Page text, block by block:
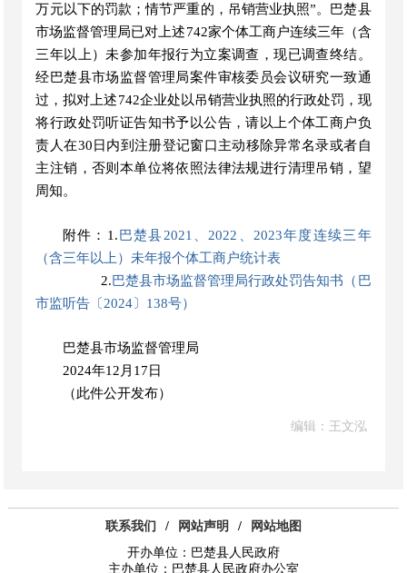
万元以下的罚款；情节严重的，吊销营业执照”。
巴楚县
市场监督管理局已对上述742家个体工商户连续三年（含
三年以上）未参加年报行为立案调查，现已调查终结。
经巴楚县市场监督管理局案件审核委员会议研究一致通
过，拟对上述742企业处以吊销营业执照的行政处罚，现
将行政处罚听证告知书予以公告，请以上个体工商户负
责 人在30日内到注册登记窗口主动移除异常名录或者自
主注销，否则本单位将依照法律法规进行清理吊销，望
周知。
附件：1. 巴楚县2021、2022、2023年度连续三年
（含三年以上）未年报个体工商户统计表
2.巴楚县市场监督管理局行政处罚告知书（巴
市监听告〔2024〕138号）
巴楚县市场监督管理局
2024年12月17日
（此件公开发布）
编辑：王文泓
联系我们 / 网站声明 /
网站地图
开办单位：巴楚县人民政府
主办单位：巴楚县人民政府办公室